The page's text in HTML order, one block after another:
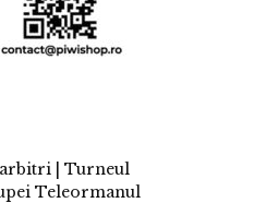
| Turneul
Teleormanul